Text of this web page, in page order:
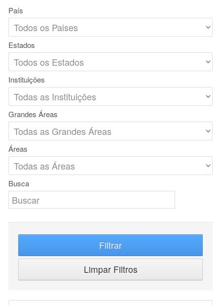
País
Estados
Instituições
Grandes Áreas
Áreas
Busca
Filtrar
Limpar Filtros